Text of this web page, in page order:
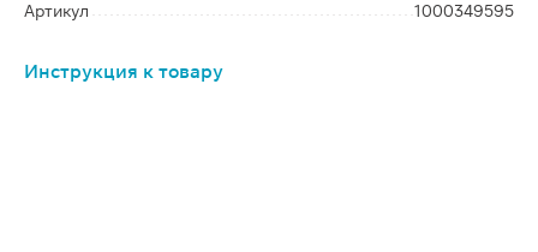
Артикул
1000349595
Инструкция к товару